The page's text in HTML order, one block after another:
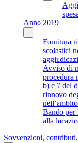
spesa
Anno 2019
Fornitura
scolastici
Avviso di
procedura
b) e 7 del
rinnovo
Bando per
alla
Sovvenzioni,